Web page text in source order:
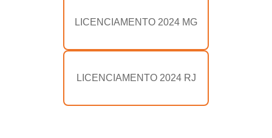
LICENCIAMENTO 2024 MG
LICENCIAMENTO 2024 RJ